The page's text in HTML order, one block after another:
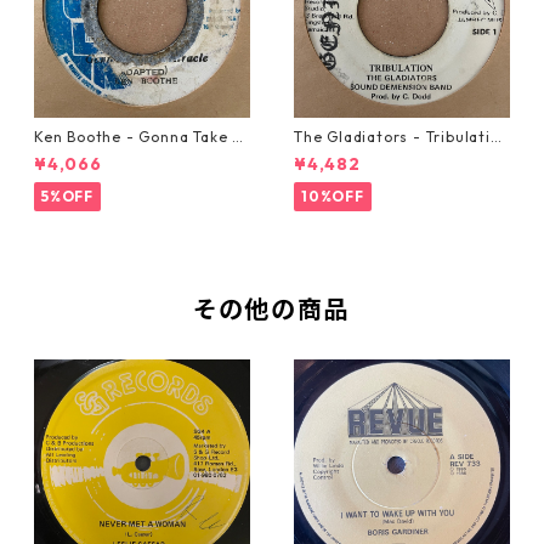
Ken Boothe - Gonna Take A
Miracle【7-21362】
¥4,066
5%OFF
The Gladiators - Tribulation
【7-21365】
¥4,482
10%OFF
その他の商品